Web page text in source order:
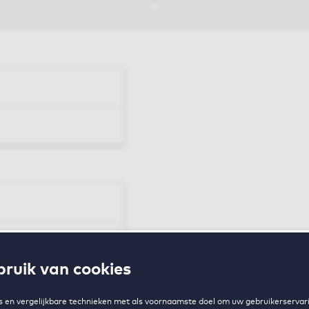
van cookies
en vergelijkbare technieken met als voornaamste doel om uw